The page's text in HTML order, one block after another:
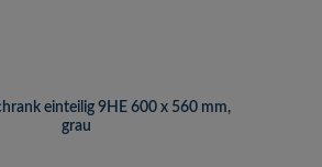
einteilig 9HE 600 x 560 mm,
grau